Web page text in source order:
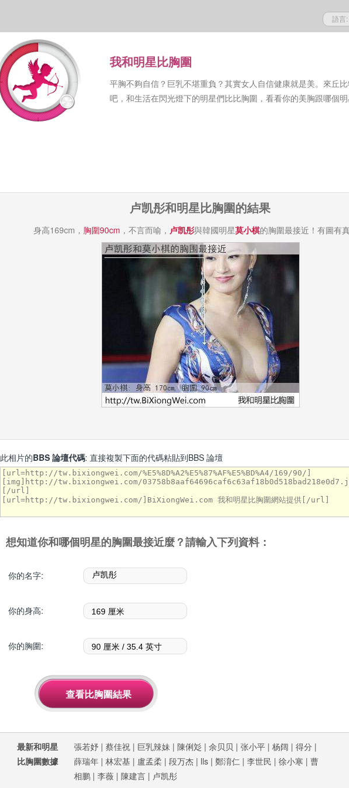
語言:
我和明星比胸圍
平胸不夠自信？巨乳不堪重負？其實女人自信健康就是美。來丘
吧，和生活在閃光燈下的明星們比比胸圍，看看你的美胸跟哪個明
卢凯彤和明星比胸圍的結果
身高169cm， 胸圍90cm ，不言而喻， 卢凯彤與韓國明星莫小棋的胸圍最接近！有圖有
此相片的BBS 論壇代碼: 直接複製下面的代碼粘貼到BBS 論壇
想知道你和哪個明星的胸圍最接近麼？請輸入下列資料：
你的名字:
你的身高:
你的胸圍:
最新和明星
比胸圍數據
張若妤 | 蔡佳祝 | 巨乳辣妹 | 陳俐彣 | 余贝贝 | 张小平 | 杨阔 | 得分 |
薛瑞年 | 林宏基 | 盧孟柔 | 段万杰 | lls | 鄭淯仁 | 李世民 | 徐小寒 | 曹
相鹏 | 李薇 | 陳建言 | 卢凯彤